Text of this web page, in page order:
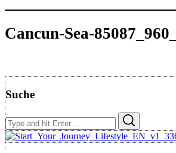
Cancun-Sea-
Suche
Search
for: